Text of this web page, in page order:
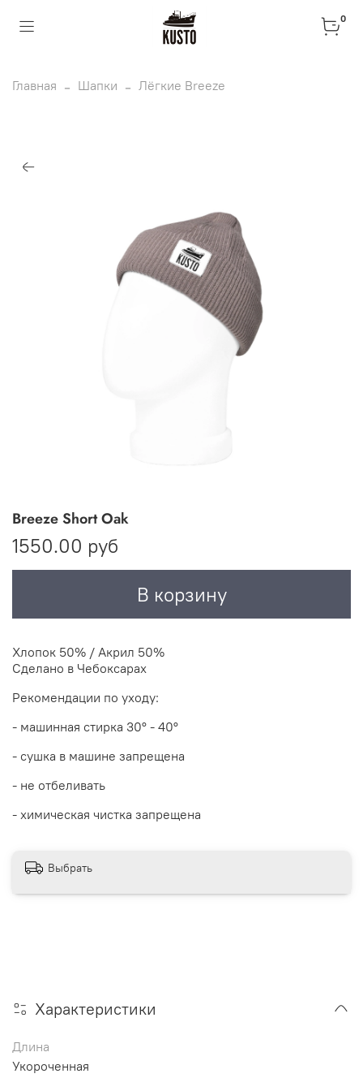
0
Главная Шапки Лёгкие Breeze
Breeze Short Oak
1550.00 руб
В корзину
Хлопок 50% / Акрил 50%
Сделано в Чебоксарах
Рекомендации по уходу:
- машинная стирка 30° - 40°
- сушка в машине запрещена
- не отбеливать
- химическая чистка запрещена
Выбрать
Характеристики
Длина
Укороченная